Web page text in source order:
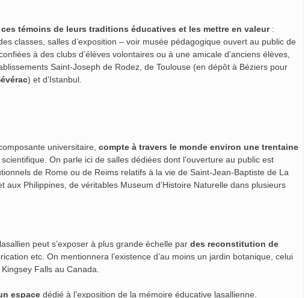
témoins de leurs traditions éducatives et les mettre en valeur :
classes, salles d’exposition – voir musée pédagogique ouvert au public de
à des clubs d’élèves volontaires ou à une amicale d’anciens élèves,
Saint-Joseph de Rodez, de Toulouse (en dépôt à Béziers pour
) et d’Istanbul.
universitaire, compte à travers le monde environ une trentaine
On parle ici de salles dédiées dont l’ouverture au public est
de Rome ou de Reims relatifs à la vie de Saint-Jean-Baptiste de La
aux Philippines, de véritables Museum d’Histoire Naturelle dans plusieurs
peut s’exposer à plus grande échelle par des reconstitution de
etc. On mentionnera l’existence d’au moins un jardin botanique, celui
Falls au Canada.
espace dédié à l’exposition de la mémoire éducative lasallienne.